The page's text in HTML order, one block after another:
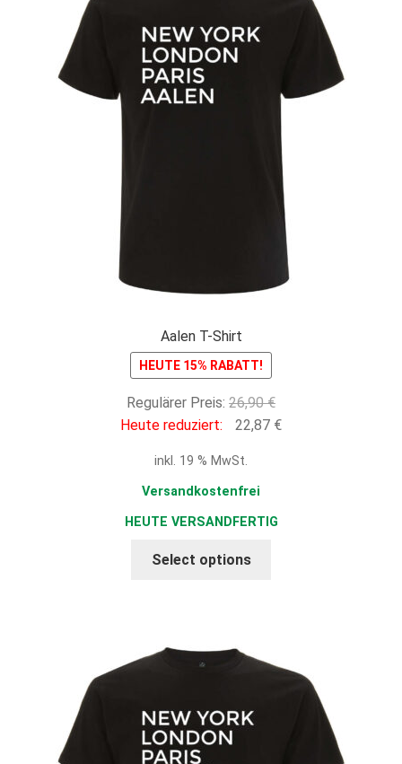
Aalen T-Shirt
HEUTE 15% RABATT!
Regulärer Preis: 26,90€Ursprünglicher
Preis
Heute reduziert: 22,87 €Aktueller
inkl. 19 % MwSt.
Versandkostenfrei
HEUTE VERSANDFERTIG
Select options